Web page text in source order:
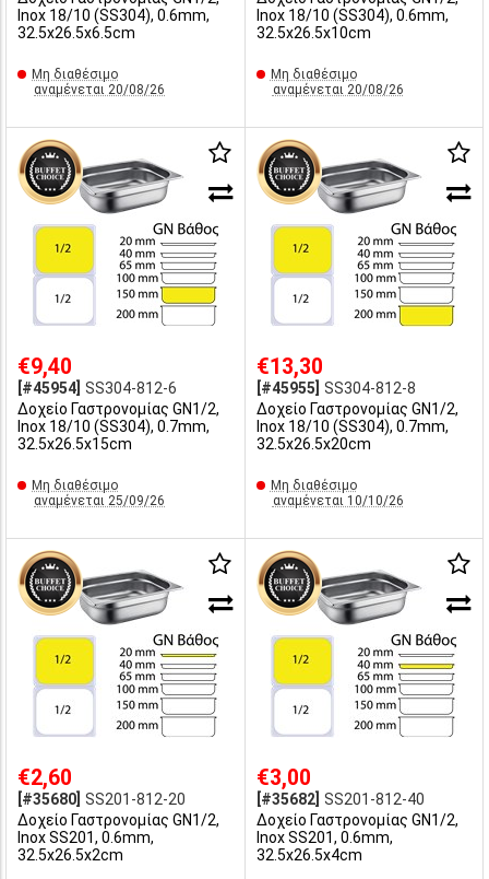
Inox 18/10 (SS304), 0.6mm,
32.5x26.5x6.5cm
Μη διαθέσιμο
αναμένεται 20/08/26
Inox 18/10 (SS304), 0.6mm,
32.5x26.5x10cm
Μη διαθέσιμο
αναμένεται 20/08/26
€9,40
[#45954] SS304-812-6
Δοχείο Γαστρονομίας GN1/2,
Inox 18/10 (SS304), 0.7mm,
32.5x26.5x15cm
Μη διαθέσιμο
αναμένεται 25/09/26
€13,30
[#45955] SS304-812-8
Δοχείο Γαστρονομίας GN1/2,
Inox 18/10 (SS304), 0.7mm,
32.5x26.5x20cm
Μη διαθέσιμο
αναμένεται 10/10/26
€2,60
[#35680] SS201-812-20
Δοχείο Γαστρονομίας GN1/2,
Inox SS201, 0.6mm,
32.5x26.5x2cm
€3,00
[#35682] SS201-812-40
Δοχείο Γαστρονομίας GN1/2,
Inox SS201, 0.6mm,
32.5x26.5x4cm